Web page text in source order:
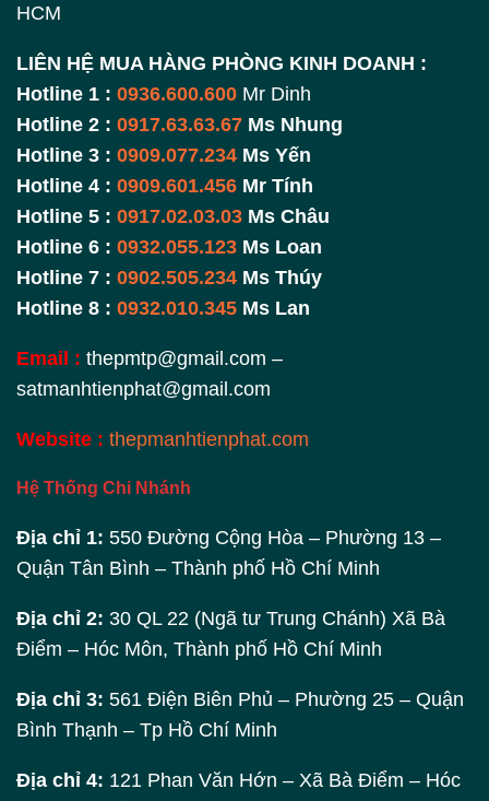
HCM
LIÊN HỆ MUA HÀNG PHÒNG KINH DOANH :
Hotline 1 : 0936.600.600 Mr Dinh
Hotline 2 : 0917.63.63.67 Ms Nhung
Hotline 3 : 0909.077.234 Ms Yến
Hotline 4 : 0909.601.456 Mr Tính
Hotline 5 : 0917.02.03.03 Ms Châu
Hotline 6 : 0932.055.123 Ms Loan
Hotline 7 : 0902.505.234 Ms Thúy
Hotline 8 : 0932.010.345 Ms Lan
Email : thepmtp@gmail.com –
satmanhtienphat@gmail.com
Website : thepmanhtienphat.com
Hệ Thống Chi Nhánh
Địa chỉ 1: 550 Đường Cộng Hòa – Phường 13 –
Quận Tân Bình – Thành phố Hồ Chí Minh
Địa chỉ 2: 30 QL 22 (Ngã tư Trung Chánh) Xã Bà
Điểm – Hóc Môn, Thành phố Hồ Chí Minh
Địa chỉ 3: 561 Điện Biên Phủ – Phường 25 – Quận
Bình Thạnh – Tp Hồ Chí Minh
Địa chỉ 4: 121 Phan Văn Hớn – Xã Bà Điểm – Hóc